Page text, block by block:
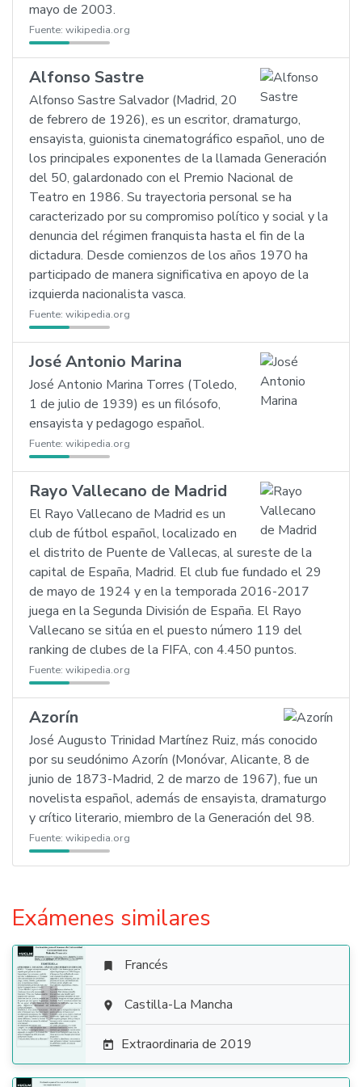
mayo de 2003.
Fuente: wikipedia.org
Alfonso Sastre
Alfonso Sastre Salvador (Madrid, 20
de febrero de 1926), es un escritor, dramaturgo,
ensayista, guionista cinematográfico español, uno de
los principales exponentes de la llamada Generación
del 50, galardonado con el Premio Nacional de
Teatro en 1986. Su trayectoria personal se ha
caracterizado por su compromiso político y social y la
denuncia del régimen franquista hasta el fin de la
dictadura. Desde comienzos de los años 1970 ha
participado de manera significativa en apoyo de la
izquierda nacionalista vasca.
Fuente: wikipedia.org
José Antonio Marina
José Antonio Marina Torres (Toledo,
1 de julio de 1939) es un filósofo,
ensayista y pedagogo español.
Fuente: wikipedia.org
Rayo Vallecano de Madrid
El Rayo Vallecano de Madrid es un
club de fútbol español, localizado en
el distrito de Puente de Vallecas, al sureste de la
capital de España, Madrid. El club fue fundado el 29
de mayo de 1924 y en la temporada 2016-2017
juega en la Segunda División de España. El Rayo
Vallecano se sitúa en el puesto número 119 del
ranking de clubes de la FIFA, con 4.450 puntos.
Fuente: wikipedia.org
Azorín
José Augusto Trinidad Martínez Ruiz, más conocido
por su seudónimo Azorín (Monóvar, Alicante, 8 de
junio de 1873-Madrid, 2 de marzo de 1967), fue un
novelista español, además de ensayista, dramaturgo
y crítico literario, miembro de la Generación del 98.
Fuente: wikipedia.org
Exámenes similares

 Francés
 Castilla-La Mancha
 Extraordinaria de 2019